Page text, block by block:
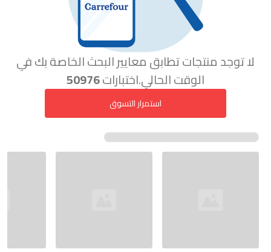
لا توجد منتجات تطابق معايير البحث الخاصة بك في
الوقت الحالي.اختبارات50976
استمرار التسوق